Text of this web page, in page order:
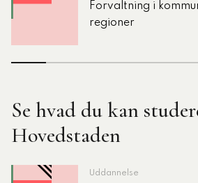
Forvaltning i
regioner
Se hvad du kan
Hovedstaden
Uddannelse